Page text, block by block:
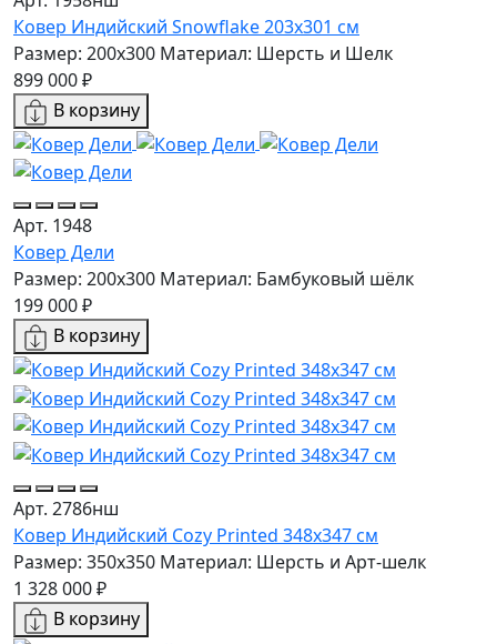
Ковер Индийский Snowflake 203x301 см
Размер: 200x300 Материал: Шерсть и Шелк
899 000 ₽
В корзину
Арт. 1948
Ковер Дели
Размер: 200x300 Материал: Бамбуковый шёлк
199 000 ₽
В корзину
Арт. 2786нш
Ковер Индийский Cozy Printed 348x347 см
Размер: 350x350 Материал: Шерсть и Арт-шелк
1 328 000 ₽
В корзину